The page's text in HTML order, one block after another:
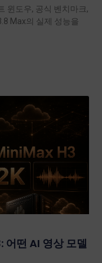
윈도우, 공식 벤치마크,
Max의 실제 성능을
떤 AI 영상 모델